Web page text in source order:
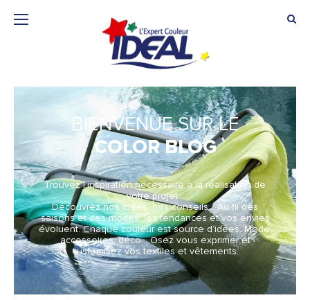
BIENVENUE SUR LE
COLOR BLOG
Trouvez l’inspiration nécessaire à la réalisation de
votre projet…
Découvrez nos idées, nos conseils… Au fil des
saisons et des modes, les tendances et vos envies
évoluent. Chaque couleur est source d’idées. Mode,
accessoires, déco… Osez vous exprimer et
customisez vos textiles et vêtements.